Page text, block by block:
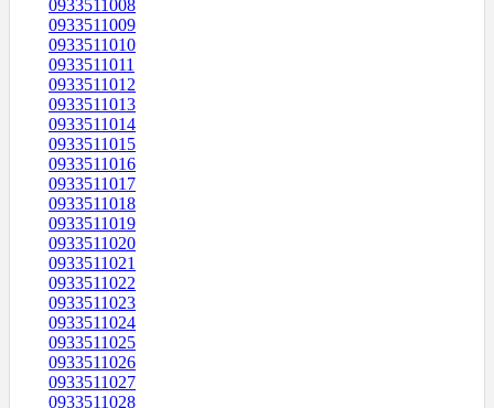
0933511008
0933511009
0933511010
0933511011
0933511012
0933511013
0933511014
0933511015
0933511016
0933511017
0933511018
0933511019
0933511020
0933511021
0933511022
0933511023
0933511024
0933511025
0933511026
0933511027
0933511028